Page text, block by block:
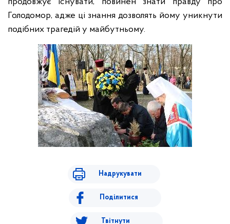
Голодомор, адже ці знання дозволять йому уникнути
подібних трагедій у майбутньому.
Надрукувати
Поділитися
Твітнути